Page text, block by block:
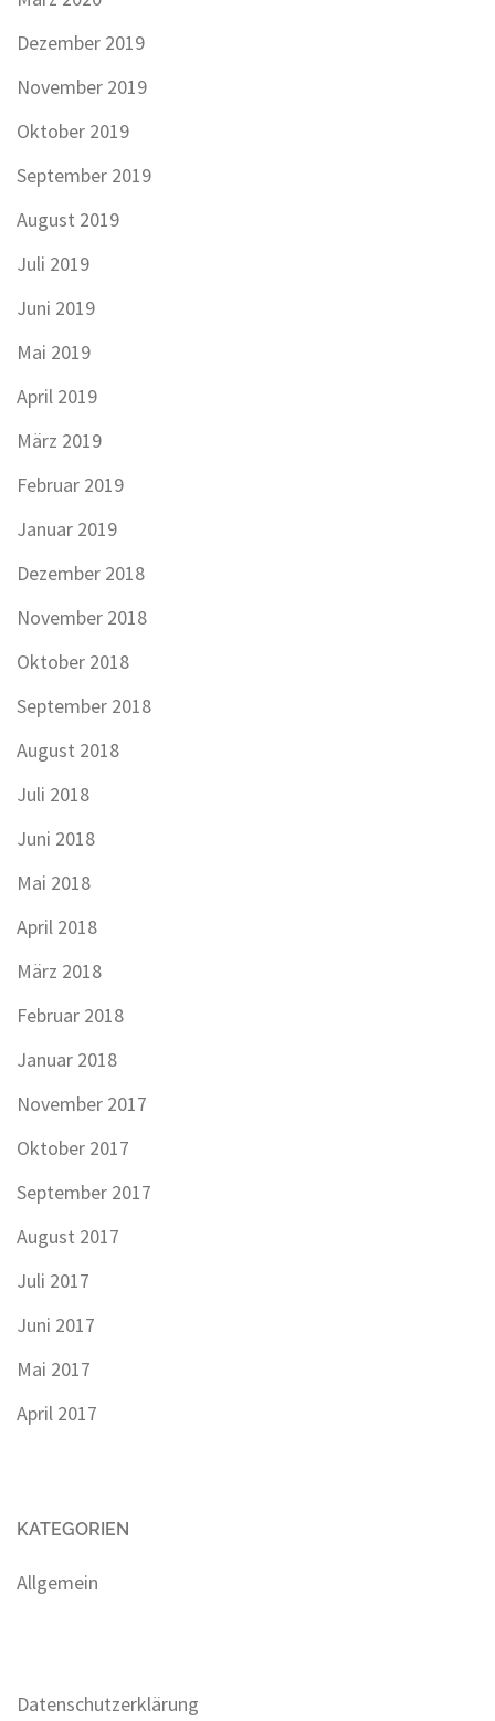
Dezember 2019
November 2019
Oktober 2019
September 2019
August 2019
Juli 2019
Juni 2019
Mai 2019
April 2019
März 2019
Februar 2019
Januar 2019
Dezember 2018
November 2018
Oktober 2018
September 2018
August 2018
Juli 2018
Juni 2018
Mai 2018
April 2018
März 2018
Februar 2018
Januar 2018
November 2017
Oktober 2017
September 2017
August 2017
Juli 2017
Juni 2017
Mai 2017
April 2017
KATEGORIEN
Allgemein
Datenschutzerklärung